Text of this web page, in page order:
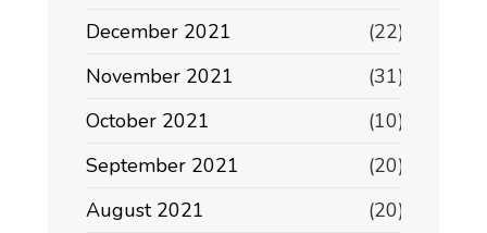
December 2021
(22)
November 2021
(31)
October 2021
(10)
September 2021
(20)
August 2021
(20)